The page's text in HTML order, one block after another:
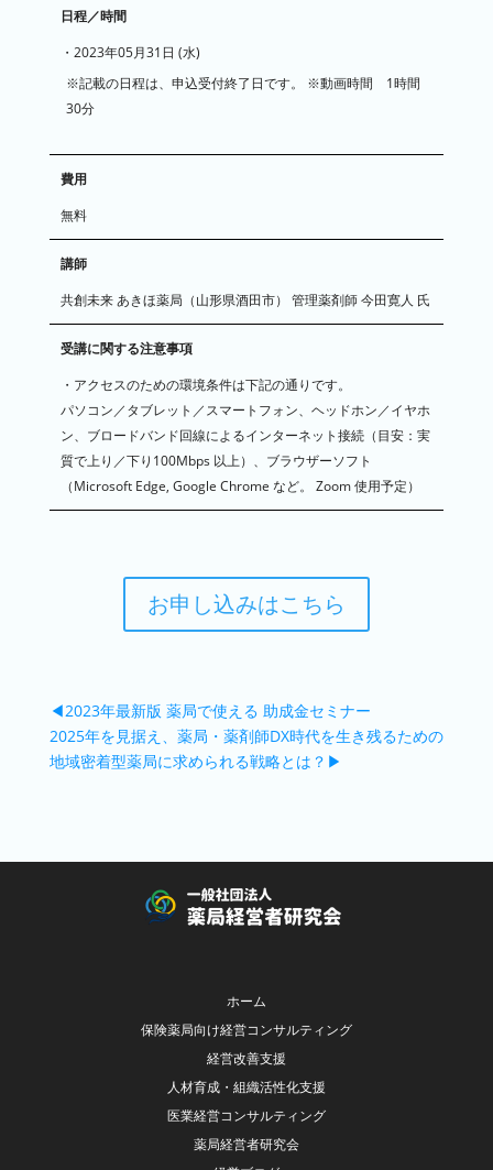
日程／時間
・2023年05月31日 (水)
※記載の日程は、申込受付終了日です。 ※動画時間 1時間
30分
費用
無料
講師
共創未来 あきほ薬局（山形県酒田市） 管理薬剤師 今田寛人 氏
受講に関する注意事項
・アクセスのための環境条件は下記の通りです。
パソコン／タブレット／スマートフォン、ヘッドホン／イヤホ
ン、ブロードバンド回線によるインターネット接続（目安：実
質で上り／下り100Mbps 以上）、ブラウザーソフト
（Microsoft Edge, Google Chrome など。 Zoom 使用予定）
お申し込みはこちら
◀2023年最新版 薬局で使える 助成金セミナー
2025年を見据え、薬局・薬剤師DX時代を生き残るための
地域密着型薬局に求められる戦略とは？▶
ホーム
保険薬局向け経営コンサルティング
経営改善支援
人材育成・組織活性化支援
医業経営コンサルティング
薬局経営者研究会